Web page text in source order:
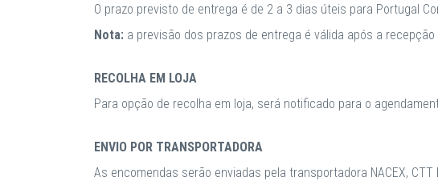
O prazo previsto de entrega é de 2 a 3 dias úteis para Portugal
Nota: a previsão dos prazos de entrega é válida após a
RECOLHA EM LOJA
Para opção de recolha em loja, será notificado para o
ENVIO POR TRANSPORTADORA
As encomendas serão enviadas pela transportadora NACEX,